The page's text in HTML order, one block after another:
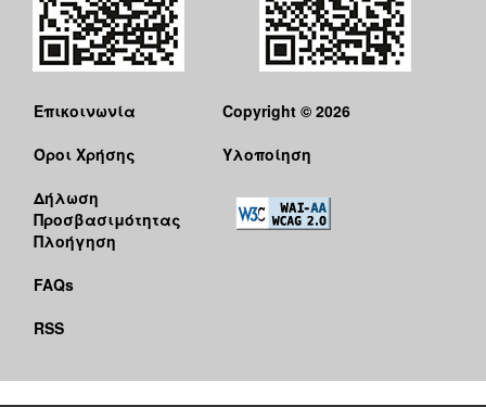
Επικοινωνία
Όροι Χρήσης
Δήλωση
Προσβασιμότητας
Πλοήγηση
FAQs
RSS
Copyright © 2026
Υλοποίηση